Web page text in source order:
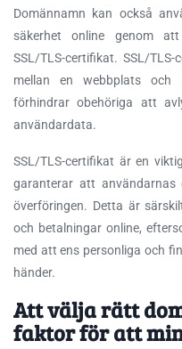
Domännamn kan också
säkerhet online genom
SSL/TLS-certifikat. SSL/
mellan en webbplats och
förhindrar obehöriga att
användardata.
SSL/TLS-certifikat är en
garanterar att
överföringen. Detta är
och betalningar online,
med att ens personliga och
händer.
Att välja rätt
faktor för att